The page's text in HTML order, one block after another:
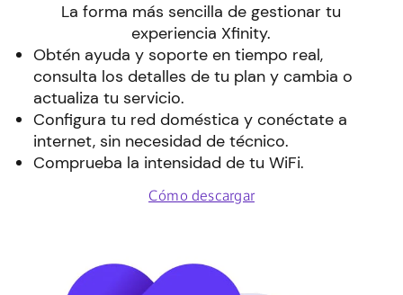
La forma más sencilla de gestionar tu
experiencia Xfinity.
Obtén ayuda y soporte en tiempo real,
consulta los detalles de tu plan y cambia o
actualiza tu servicio.
Configura tu red doméstica y conéctate a
internet, sin necesidad de técnico.
Comprueba la intensidad de tu WiFi.
Cómo descargar